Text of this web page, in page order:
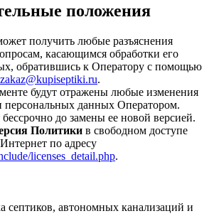
положения
получить любые разъяснения
касающимся обработки его
обратившись к Оператору с помощью
zakaz@kupiseptiki.ru.
будут отражены любые изменения
персональных данных Оператором.
до замены ее новой версией.
Политики в свободном доступе
по адресу
licenses_detail.php.
септиков, автономных канализаций и